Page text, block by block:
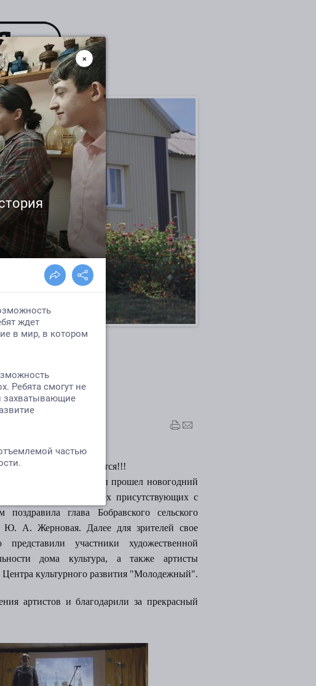
настроение продолжается!!!
в нашем Доме культуры прошел новогодний
доброй традиции всех присутствующих с
поздравила глава Бобравского сельского
Ю. А. Жерновая. Далее для зрителей свое
представили участники художественной
дома культура, а также артисты
Центра культурного развития "Молодежный".
артистов и благодарили за прекрасный